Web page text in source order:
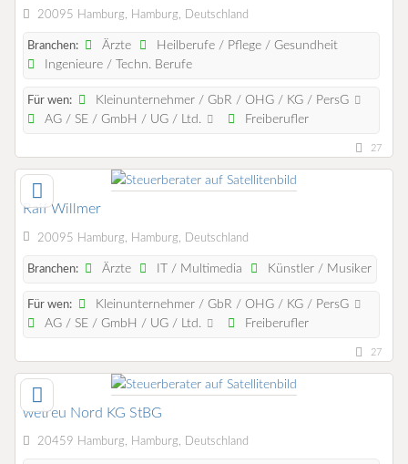
20095 Hamburg, Hamburg, Deutschland
Branchen: Ärzte
Heilberufe / Pflege / Gesundheit
Ingenieure / Techn. Berufe
Für wen:
Kleinunternehmer / GbR / OHG / KG / PersG
AG / SE / GmbH / UG / Ltd.
Freiberufler
27
Ralf Willmer
20095 Hamburg, Hamburg, Deutschland
Branchen: Ärzte IT / Multimedia Künstler / Musiker
Für wen:
Kleinunternehmer / GbR / OHG / KG / PersG
AG / SE / GmbH / UG / Ltd.
Freiberufler
27
wetreu Nord KG StBG
20459 Hamburg, Hamburg, Deutschland